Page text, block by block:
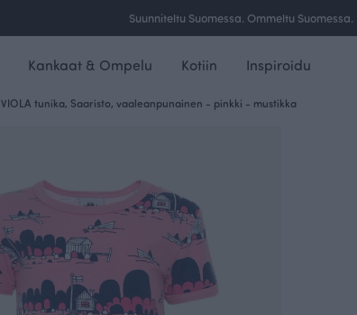
Ilmainen toimitus yli 100 € tilauksille Suomessa.
Kankaat & Ompelu Kotiin Inspiroidu
VIOLA tunika, Saaristo, vaaleanpunainen - pinkki - mustikka